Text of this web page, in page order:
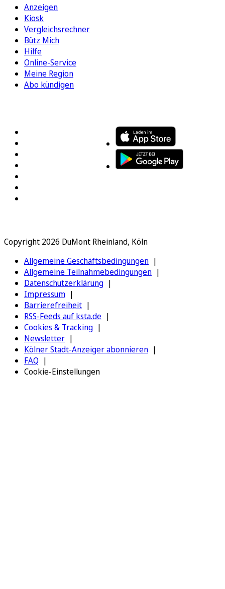
Anzeigen
Kiosk
Vergleichsrechner
Bütz Mich
Hilfe
Online-Service
Meine Region
Abo kündigen
Copyright 2026 DuMont Rheinland, Köln
Allgemeine Geschäftsbedingungen
Allgemeine Teilnahmebedingungen
Datenschutzerklärung
Impressum
Barrierefreiheit
RSS-Feeds auf ksta.de
Cookies & Tracking
Newsletter
Kölner Stadt-Anzeiger abonnieren
FAQ
Cookie-Einstellungen